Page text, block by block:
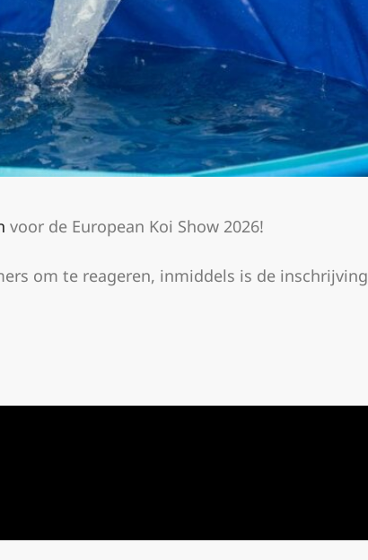
voor de European Koi Show 2026!
om te reageren, inmiddels is de inschrijving